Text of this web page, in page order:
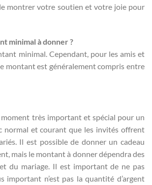
montrer votre soutien et votre joie pour
minimal à donner ?
minimal. Cependant, pour les amis et
montant est généralement compris entre
moment très important et spécial pour un
normal et courant que les invités offrent
Il est possible de donner un cadeau
mais le montant à donner dépendra des
du mariage. Il est important de ne pas
important n’est pas la quantité d’argent